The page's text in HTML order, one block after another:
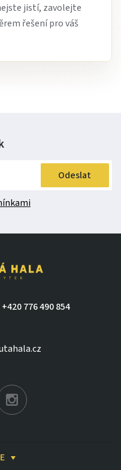
jistí, zavolejte
řešení pro váš
Odeslat
+420 776 490 854